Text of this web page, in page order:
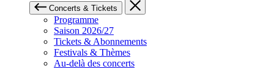
Concerts & Tickets
Programme
Saison 2026/27
Tickets & Abonnements
Festivals & Thèmes
Au-delà des concerts